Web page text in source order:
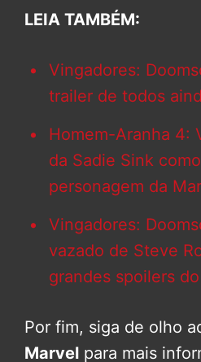
LEIA TAMBÉM:
Vingadores:
trailer de todos
Homem-Aranha 4:
da Sadie Sink
personagem da
Vingadores:
vazado de Steve
grandes spoilers
Por fim, siga de olho
Marvel para mais